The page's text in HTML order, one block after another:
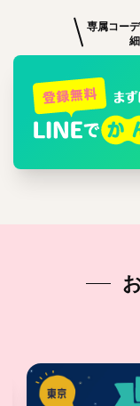
専属コー